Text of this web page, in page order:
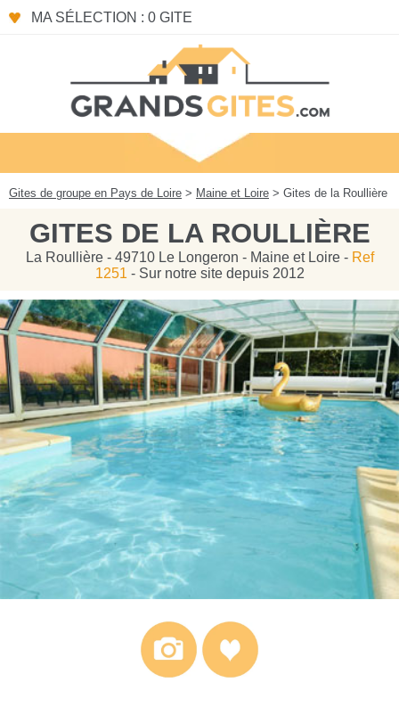
MA SÉLECTION : 0 GITE
Gites de groupe en Pays de Loire > Maine et Loire > Gites de la Roullière
GITES DE LA ROULLIÈRE
La Roullière - 49710 Le Longeron - Maine et Loire - Ref
1251 - Sur notre site depuis 2012
Panneau de gestion des cookies